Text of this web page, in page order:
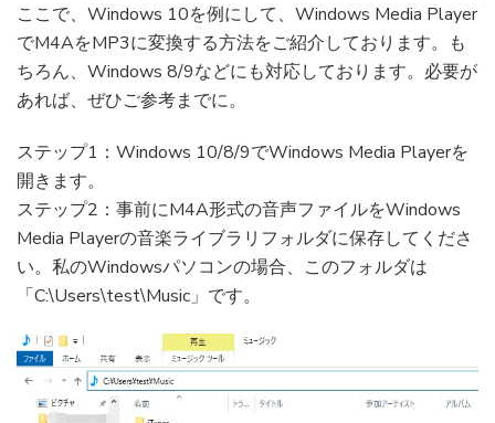
ここで、Windows 10を例にして、Windows Media Player
でM4AをMP3に変換する方法をご紹介しております。も
ちろん、Windows 8/9などにも対応しております。必要が
あれば、ぜひご参考までに。
ステップ1：Windows 10/8/9でWindows Media Playerを
開きます。
ステップ2：事前にM4A形式の音声ファイルをWindows
Media Playerの音楽ライブラリフォルダに保存してくださ
い。私のWindowsパソコンの場合、このフォルダは
「C:\Users\test\Music」です。